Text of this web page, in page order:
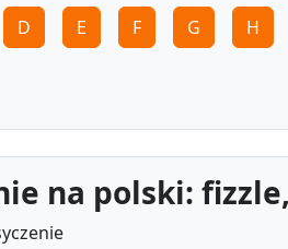
D E F G H
na polski: fizzle,